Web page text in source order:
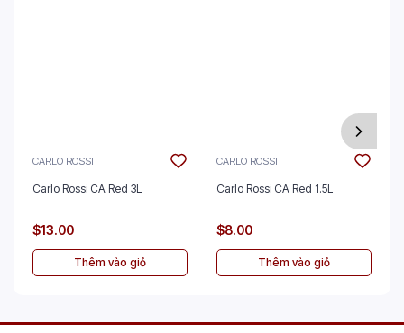
CARLO ROSSI
Carlo Rossi CA Red 3L
$13.00
Thêm vào giỏ
CARLO ROSSI
Carlo Rossi CA Red 1.5L
$8.00
Thêm vào giỏ